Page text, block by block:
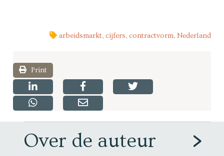
arbeidsmarkt, cijfers, contractvorm, Nederland
Print
Over de auteur